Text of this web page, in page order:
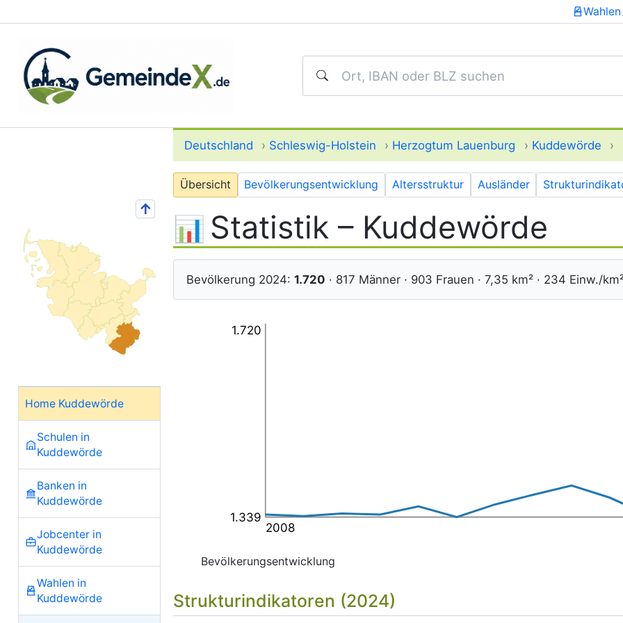
Wahlen
↑
Home Kuddewörde
Schulen in
Kuddewörde
Banken in
Kuddewörde
Jobcenter in
Kuddewörde
Wahlen in
Kuddewörde
Deutschland › Schleswig-Holstein › Herzogtum Lauenburg › Kuddewörde ›
Übersicht Bevölkerungsentwicklung Altersstruktur Ausländer
Statistik – Kuddewörde
Bevölkerung 2024:1.720 · 817 Männer · 903 Frauen · 7,35 km² · 234 Einw./
1.339
1.720
2008
Bevölkerungsentwicklung
Strukturindikatoren (2024)